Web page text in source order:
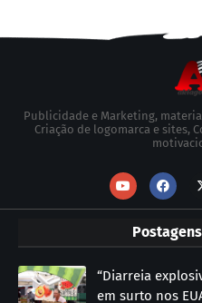
Publicidade e Marketing,
Criação de logomarca e sites,
“Diarreia
em surto nos